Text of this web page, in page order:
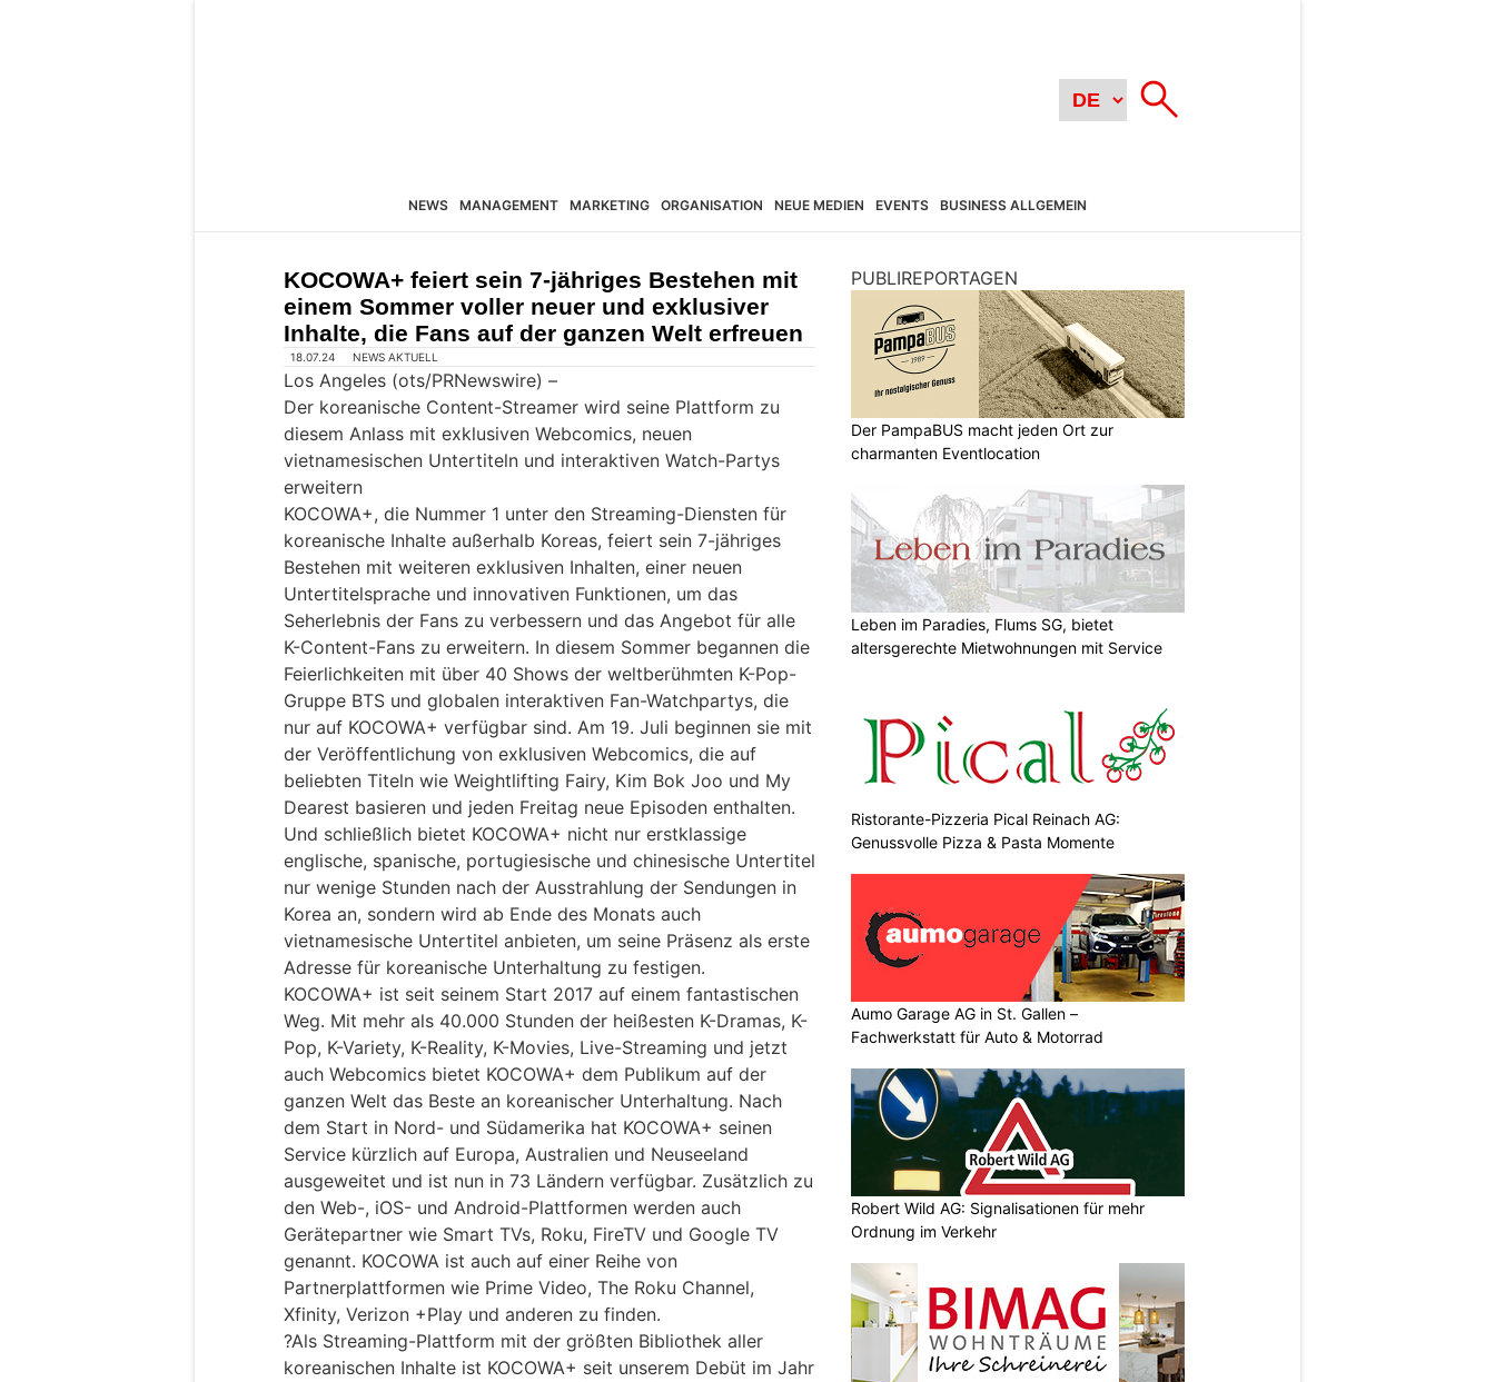
NEWS MANAGEMENT MARKETING ORGANISATION NEUE MEDIEN EVENTS BUSINESS ALLGEMEIN
KOCOWA+ feiert sein 7-jähriges Bestehen mit
einem Sommer voller neuer und exklusiver
Inhalte, die Fans auf der ganzen Welt erfreuen
18.07.24 NEWS AKTUELL
Los Angeles (ots/PRNewswire) –
Der koreanische Content-Streamer wird seine Plattform zu
diesem Anlass mit exklusiven Webcomics, neuen
vietnamesischen Untertiteln und interaktiven Watch-Partys
erweitern
KOCOWA+, die Nummer 1 unter den Streaming-Diensten für
koreanische Inhalte außerhalb Koreas, feiert sein 7-jähriges
Bestehen mit weiteren exklusiven Inhalten, einer neuen
Untertitelsprache und innovativen Funktionen, um das
Seherlebnis der Fans zu verbessern und das Angebot für alle
K-Content-Fans zu erweitern. In diesem Sommer begannen die
Feierlichkeiten mit über 40 Shows der weltberühmten K-Pop-
Gruppe BTS und globalen interaktiven Fan-Watchpartys, die
nur auf KOCOWA+ verfügbar sind. Am 19. Juli beginnen sie mit
der Veröffentlichung von exklusiven Webcomics, die auf
beliebten Titeln wie Weightlifting Fairy, Kim Bok Joo und My
Dearest basieren und jeden Freitag neue Episoden enthalten.
Und schließlich bietet KOCOWA+ nicht nur erstklassige
englische, spanische, portugiesische und chinesische Untertitel
nur wenige Stunden nach der Ausstrahlung der Sendungen in
Korea an, sondern wird ab Ende des Monats auch
vietnamesische Untertitel anbieten, um seine Präsenz als erste
Adresse für koreanische Unterhaltung zu festigen.
KOCOWA+ ist seit seinem Start 2017 auf einem fantastischen
Weg. Mit mehr als 40.000 Stunden der heißesten K-Dramas, K-
Pop, K-Variety, K-Reality, K-Movies, Live-Streaming und jetzt
auch Webcomics bietet KOCOWA+ dem Publikum auf der
ganzen Welt das Beste an koreanischer Unterhaltung. Nach
dem Start in Nord- und Südamerika hat KOCOWA+ seinen
Service kürzlich auf Europa, Australien und Neuseeland
ausgeweitet und ist nun in 73 Ländern verfügbar. Zusätzlich zu
den Web-, iOS- und Android-Plattformen werden auch
Gerätepartner wie Smart TVs, Roku, FireTV und Google TV
genannt. KOCOWA ist auch auf einer Reihe von
Partnerplattformen wie Prime Video, The Roku Channel,
Xfinity, Verizon +Play und anderen zu finden.
?Als Streaming-Plattform mit der größten Bibliothek aller
koreanischen Inhalte ist KOCOWA+ seit unserem Debüt im Jahr
PUBLIREPORTAGEN
Der PampaBUS macht jeden Ort zur
charmanten Eventlocation
Leben im Paradies, Flums SG, bietet
altersgerechte Mietwohnungen mit Service
Ristorante-Pizzeria Pical Reinach AG:
Genussvolle Pizza & Pasta Momente
Aumo Garage AG in St. Gallen –
Fachwerkstatt für Auto & Motorrad
Robert Wild AG: Signalisationen für mehr
Ordnung im Verkehr